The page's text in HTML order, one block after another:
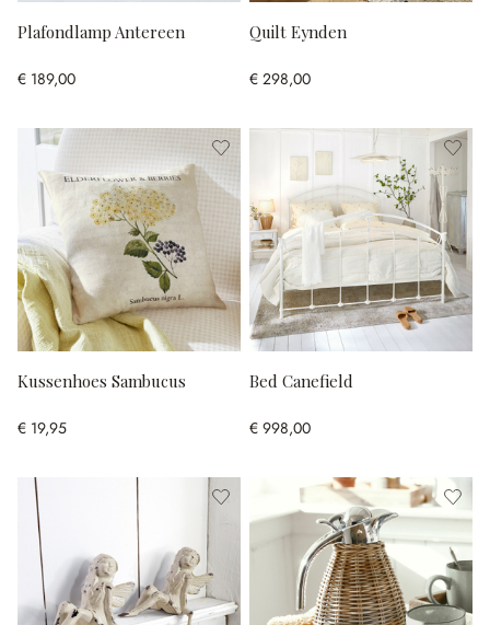
Plafondlamp Antereen
€ 189,00
Quilt Eynden
€ 298,00
Kussenhoes Sambucus
€ 19,95
Bed Canefield
€ 998,00